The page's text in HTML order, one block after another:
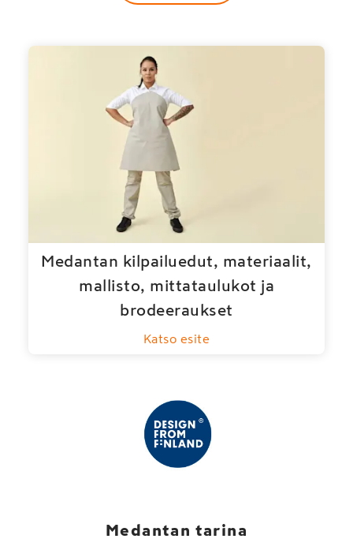
Medantan kilpailuedut, materiaalit,
mallisto, mittataulukot ja
brodeeraukset
Katso esite
Medantan tarina